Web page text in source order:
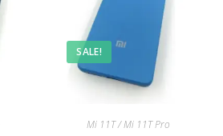
SALE!
Mi 11T / Mi 11T Pro